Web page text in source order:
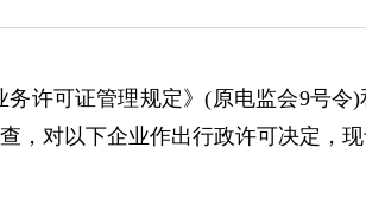
务许可证管理规定》(原电监会9号令
，对以下企业作出行政许可决定，现